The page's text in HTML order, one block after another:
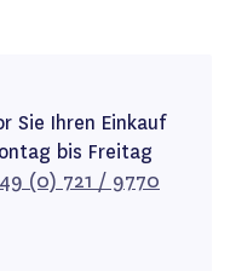
Sie Ihren Einkauf
bis Freitag
(0) 721 / 9770